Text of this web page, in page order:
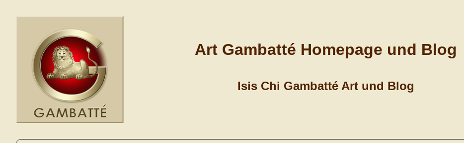
Art Gambatté Homepage und Blog
Isis Chi Gambatté Art und Blog